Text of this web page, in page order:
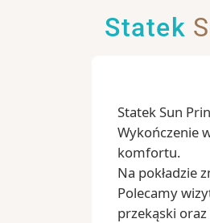
Statek
Statek Sun
Wykończenie
komfortu.
Na pokładzie
Polecamy
przekąski